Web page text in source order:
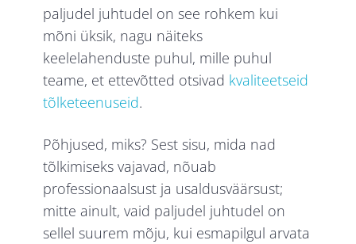
paljudel juhtudel on see rohkem kui
mõni üksik, nagu näiteks
keelelahenduste puhul, mille puhul
teame, et ettevõtted otsivad kvaliteetseid
tõlketeenuseid.
Põhjused, miks? Sest sisu, mida nad
tõlkimiseks vajavad, nõuab
professionaalsust ja usaldusväärsust;
mitte ainult, vaid paljudel juhtudel on
sellel suurem mõju, kui esmapilgul arvata